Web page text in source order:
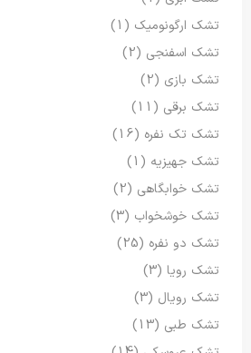
تشک ارگونومیک (1)
تشک اسفنجی (2)
تشک بازی (2)
تشک برقی (11)
تشک تک نفره (16)
تشک جهیزیه (1)
تشک خوابگاهی (2)
تشک خوشخواب (3)
تشک دو نفره (25)
تشک رویا (3)
تشک رویال (3)
تشک طبی (13)